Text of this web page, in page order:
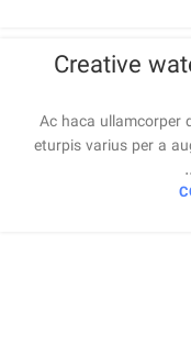
Creative
Ac haca ullamcorper
eturpis varius per a